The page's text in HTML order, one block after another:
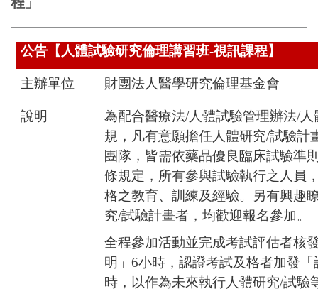
公告【人體試驗研究倫理講習班-視訊課程】
主辦單位 財團法人醫學研究倫理基金會
說明 為配合醫療法/人體試驗管理辦法/
規，凡有意願擔任人體研究/試驗計
團隊，皆需依藥品優良臨床試驗準
條規定，所有參與試驗執行之人員
格之教育、訓練及經驗。另有興趣
究/試驗計畫者，均歡迎報名參加。
全程參加活動並完成考試評估者核
明」 6小時，認證考試及格者加發「
時，以作為未來執行人體研究/試驗